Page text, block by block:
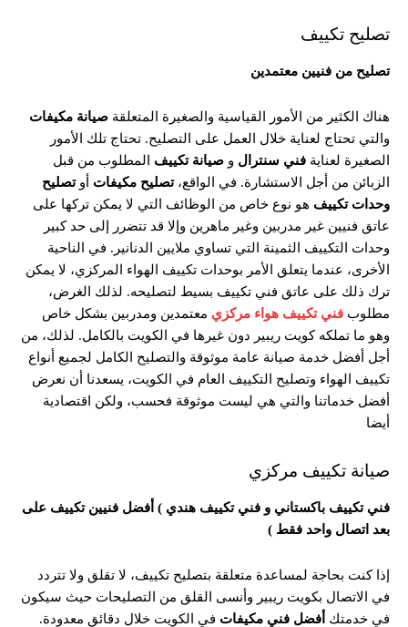
تصليح تكييف
تصليح من فنيين معتمدين
هناك الكثير من الأمور القياسية والصغيرة المتعلقة صيانة مكيفات
والتي تحتاج لعناية خلال العمل على التصليح. تحتاج تلك الأمور
الصغيرة لعناية فني سنترال و صيانة تكييف
المطلوب من قبل
الزبائن من أجل الاستشارة. في الواقع،تصليح مكيفات أوتصليح
وحدات تكييف هو نوع خاص من الوظائف التي لا يمكن تركها على
عاتق فنيين غير مدربين وغير ماهرين وإلا قد تتضرر إلى حد كبير
وحدات التكييف الثمينة التي تساوي ملايين الدنانير. في الناحية
الأخرى، عندما يتعلق الأمر بوحدات تكييف الهواء المركزي، لا يمكن
ترك ذلك على عاتق فني تكييف بسيط لتصليحه. لذلك الغرض،
مطلوب فنيتكييف هواء مركزي معتمدين ومدربين بشكل خاص
وهو ما تملكه كويت ريبير دون غيرها في الكويت بالكامل. لذلك، من
أجل أفضل خدمة صيانة عامة موثوقة والتصليح الكامل لجميع أنواع
تكييف الهواء وتصليح التكييف العام في الكويت، يسعدنا أن نعرض
أفضل خدماتنا والتي هي ليست موثوقة فحسب، ولكن اقتصادية
أيضا
صيانة تكييف مركزي
فني تكييف باكستاني و فني تكييف هندي ) أفضل فنيين تكييف على
بعد اتصال واحد فقط )
إذا كنت بحاجة لمساعدة متعلقة بتصليح تكييف، لا تقلق ولا تتردد
في الاتصال بكويت ريبير وأنسى القلق من التصليحات حيث سيكون
في خدمتك أفضل فني مكيفات في الكويت خلال دقائق معدودة.